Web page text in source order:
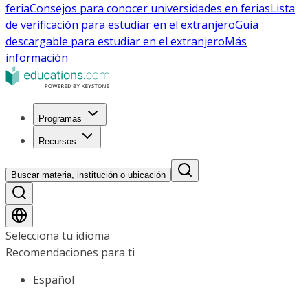
feriaConsejos para conocer universidades en feriasLista
de verificación para estudiar en el extranjeroGuía
descargable para estudiar en el extranjeroMás
información
Programas
Recursos
Buscar materia, institución o ubicación
Selecciona tu idioma
Recomendaciones para ti
Español